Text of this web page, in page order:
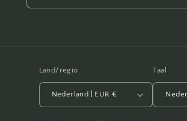
Land/regio
Nederland | EUR €
Taal